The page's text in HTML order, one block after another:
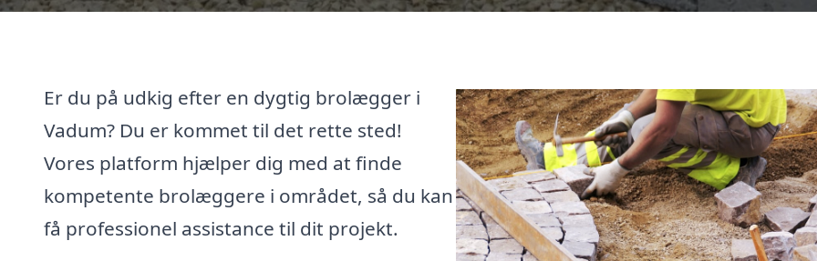
Er du på udkig efter en dygtig brolægger i
Vadum? Du er kommet til det rette sted!
Vores platform hjælper dig med at finde
kompetente brolæggere i området, så du kan
få professionel assistance til dit projekt.